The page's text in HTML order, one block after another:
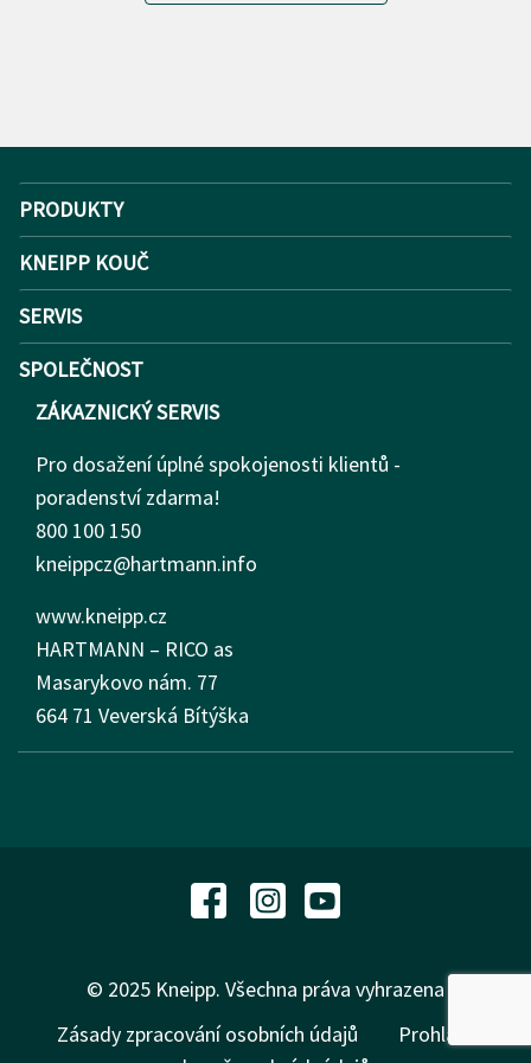
PRODUKTY
KNEIPP KOUČ
SERVIS
SPOLEČNOST
ZÁKAZNICKÝ SERVIS
Pro dosažení úplné spokojenosti klientů -
poradenství zdarma!
800 100 150
kneippcz@hartmann.info
www.kneipp.cz
HARTMANN – RICO as
Masarykovo nám. 77
664 71 Veverská Bítýška
© 2025 Kneipp. Všechna práva vyhrazena
Zásady zpracování osobních údajů
Prohlášení